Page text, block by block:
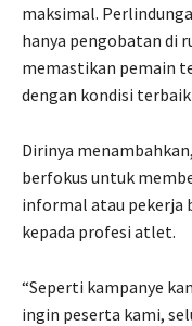
maksimal.
hanya pengobatan di
memastikan pemain
dengan kondisi terbaik
Dirinya
berfokus untuk
informal atau pekerja
kepada profesi atlet.
“Seperti kampanye
ingin peserta kami,